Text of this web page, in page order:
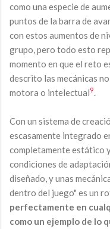
como una especie de
puntos de la barra de
con estos aumentos de
grupo, pero todo esto
momento en que el reto
descrito las mecánicas
motora o intelectual9.
Con un sistema de
escasamente integrado
completamente estático
condiciones de
diseñado, y unas
dentro del juego" es un
perfectamente en
como un ejemplo de lo